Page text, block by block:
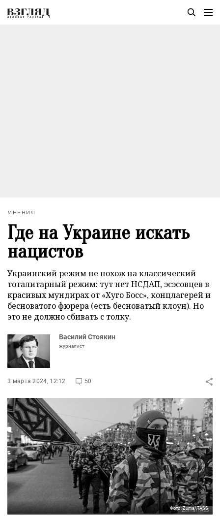
МНЕНИЯ
Где на Украине искать
нацистов
Украинский режим не похож на классический
тоталитарный режим: тут нет НСДАП, эсэсовцев в
красивых мундирах от «Хуго Босс», концлагерей и
бесноватого фюрера (есть бесноватый клоун). Но
это не должно сбивать с толку.
Василий Стоякин
журналист
3 марта 2024, 12:12 50
Фото: Zuma\TASS